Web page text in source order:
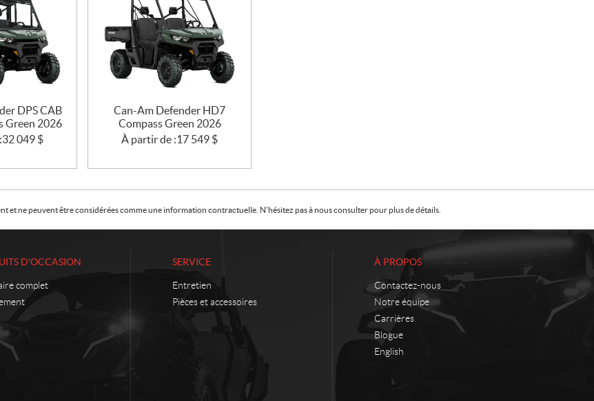
DPS CAB
Green 2026
32 049 $
Can-Am Defender HD7
Compass Green 2026
À partir de :17 549 $
et ne peuvent être considérées comme une information contractuelle. N'hésitez pas à nous consulter pour plus de détails.
D'OCCASION
complet
SERVICE
Entretien
Pièces et accessoires
À PROPOS
Contactez-nous
Notre équipe
Carrières
Blogue
English